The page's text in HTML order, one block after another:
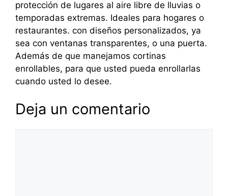
protección de lugares al aire libre de lluvias o
temporadas extremas. Ideales para hogares o
restaurantes. con diseños personalizados, ya
sea con ventanas transparentes, o una puerta.
Además de que manejamos cortinas
enrollables, para que usted pueda enrollarlas
cuando usted lo desee.
Deja un comentario